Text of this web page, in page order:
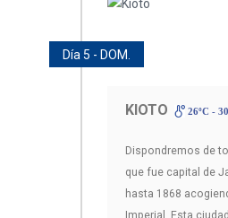
Día 5 - DOM.
KIOTO 26ºC -
Dispondremos de
que fue capital de
hasta 1868
Imperial. Esta